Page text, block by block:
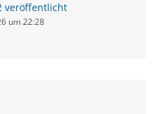
veröffentlicht
um 22:28